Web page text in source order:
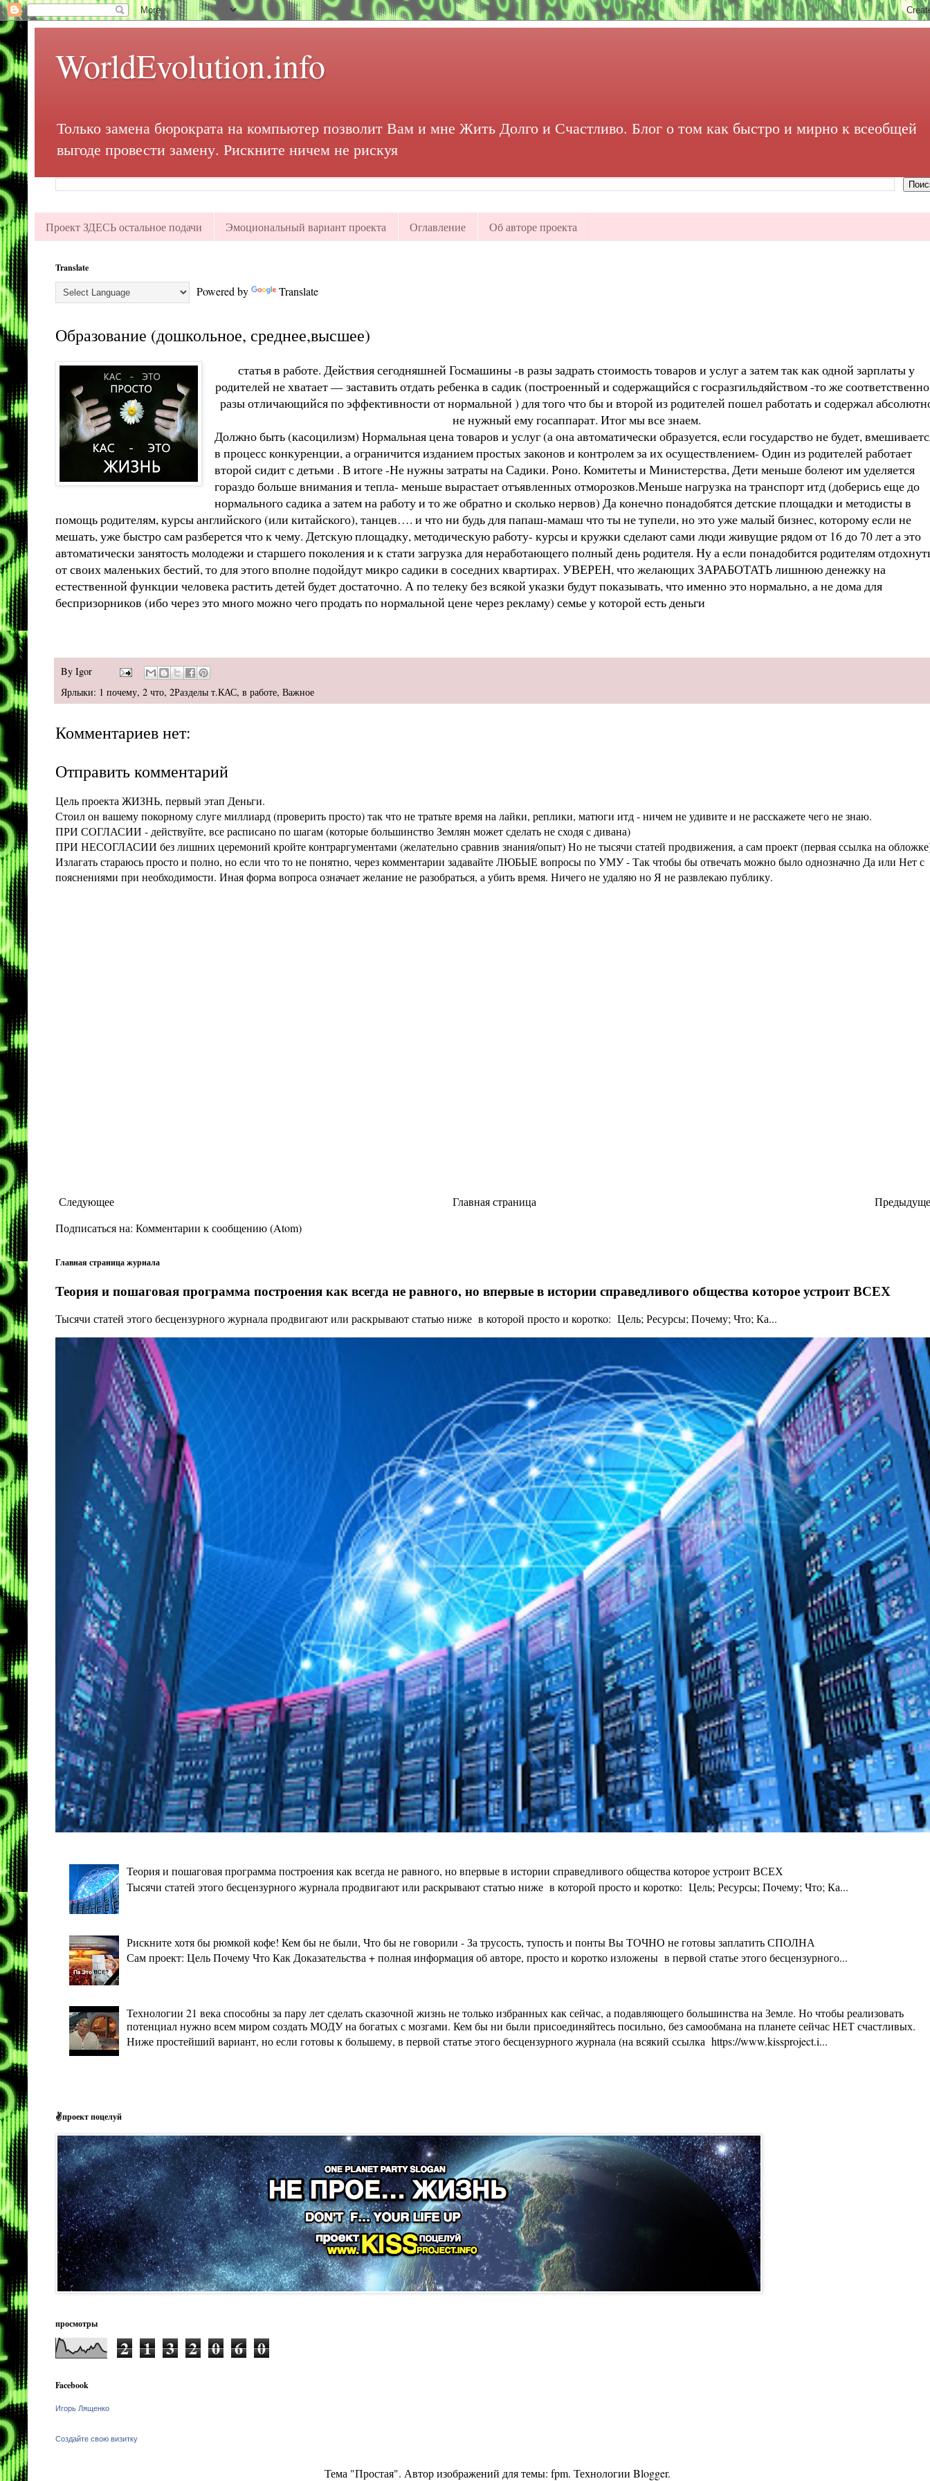
WorldEvolution.info
Только замена бюрократа на компьютер позволит Вам и мне Жить Долго и Счастливо. Блог о том как быстро и мирно к всеобщей
выгоде провести замену. Рискните ничем не рискуя
Проект ЗДЕСЬ остальное подачи Эмоциональный вариант проекта Оглавление Об авторе проекта
Translate
Powered by Translate
Образование (дошкольное, среднее,высшее)
статья в работе. Действия сегодняшней Госмашины -в разы задрать стоимость товаров и услуг а затем так как одной зарплаты у
родителей не хватает — заставить отдать ребенка в садик (построенный и содержащийся с госразгильдяйством -то же
разы отличающийся по эффективности от нормальной ) для того что бы и второй из родителей пошел работать и содержал
не нужный ему госаппарат. Итог мы все знаем.
Должно быть (касоцилизм) Нормальная цена товаров и услуг (а она автоматически образуется, если государство не будет,
в процесс конкуренции, а ограничится изданием простых законов и контролем за их осуществлением- Один из родителей работает
второй сидит с детьми . В итоге -Не нужны затраты на Садики. Роно. Комитеты и Министерства, Дети меньше болеют им уделяется
гораздо больше внимания и тепла- меньше вырастает отъявленных отморозков.Меньше нагрузка на транспорт итд (доберись еще до
нормального садика а затем на работу и то же обратно и сколько нервов) Да конечно понадобятся детские площадки и методисты в
помощь родителям, курсы английского (или китайского), танцев…. и что ни будь для папаш-мамаш что ты не тупели, но это уже малый бизнес, которому если не
мешать, уже быстро сам разберется что к чему. Детскую площадку, методическую работу- курсы и кружки сделают сами люди живущие рядом от 16 до 70 лет а это
автоматически занятость молодежи и старшего поколения и к стати загрузка для неработающего полный день родителя. Ну а если понадобится родителям
от своих маленьких бестий, то для этого вполне подойдут микро садики в соседних квартирах. УВЕРЕН, что желающих ЗАРАБОТАТЬ лишнюю денежку на
естественной функции человека растить детей будет достаточно. А по телеку без всякой указки будут показывать, что именно это нормально, а не дома для
беспризорников (ибо через это много можно чего продать по нормальной цене через рекламу) семье у которой есть деньги
By Igor
Ярлыки: 1 почему, 2 что, 2Разделы т.КАС, в работе, Важное
Комментариев нет:
Отправить комментарий
Цель проекта ЖИЗНЬ, первый этап Деньги.
Стоил он вашему покорному слуге миллиард (проверить просто) так что не тратьте время на лайки, реплики, матюги итд - ничем не удивите и не расскажете чего не знаю.
ПРИ СОГЛАСИИ - действуйте, все расписано по шагам (которые большинство Землян может сделать не сходя с дивана)
ПРИ НЕСОГЛАСИИ без лишних церемоний кройте контраргументами (желательно сравнив знания/опыт) Но не тысячи статей продвижения, а сам проект (первая ссылка на
Излагать стараюсь просто и полно, но если что то не понятно, через комментарии задавайте ЛЮБЫЕ вопросы по УМУ - Так чтобы бы отвечать можно было однозначно Да или Нет с
пояснениями при необходимости. Иная форма вопроса означает желание не разобраться, а убить время. Ничего не удаляю но Я не развлекаю публику.
Следующее
Главная страница
Подписаться на: Комментарии к сообщению (Atom)
Главная страница журнала
Теория и пошаговая программа построения как всегда не равного, но впервые в истории справедливого общества которое устроит ВСЕХ
Тысячи статей этого бесцензурного журнала продвигают или раскрывают статью ниже в которой просто и коротко: Цель; Ресурсы; Почему; Что; Ка...
Теория и пошаговая программа построения как всегда не равного, но впервые в истории справедливого общества которое устроит ВСЕХ
Тысячи статей этого бесцензурного журнала продвигают или раскрывают статью ниже в которой просто и коротко: Цель; Ресурсы; Почему; Что; Ка...
Рискните хотя бы рюмкой кофе! Кем бы не были, Что бы не говорили - За трусость, тупость и понты Вы ТОЧНО не готовы заплатить СПОЛНА
Сам проект: Цель Почему Что Как Доказательства + полная информация об авторе, просто и коротко изложены в первой статье этого бесцензурного...
Технологии 21 века способны за пару лет сделать сказочной жизнь не только избранных как сейчас, а подавляющего большинства на Земле. Но чтобы реализовать
потенциал нужно всем миром создать МОДУ на богатых с мозгами. Кем бы ни были присоединяйтесь посильно, без самообмана на планете сейчас НЕТ счастливых.
Ниже простейший вариант, но если готовы к большему, в первой статье этого бесцензурного журнала (на всякий ссылка https://www.kissproject.i...
✌проект поцелуй
просмотры
2 1 3 2 0 6 0
Facebook
Игорь Лященко
Создайте свою визитку
Тема "Простая". Автор изображений для темы: fpm. Технологии Blogger.